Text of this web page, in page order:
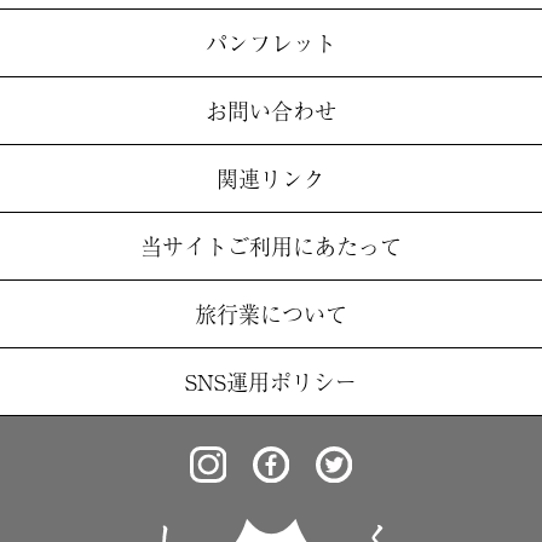
パンフレット
お問い合わせ
関連リンク
当サイトご利用にあたって
旅行業について
SNS運用ポリシー